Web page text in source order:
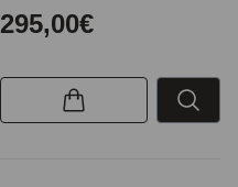
295,00€